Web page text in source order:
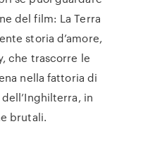
del film: La Terra
storia d’amore,
che trascorre le
nella fattoria di
in
brutali.